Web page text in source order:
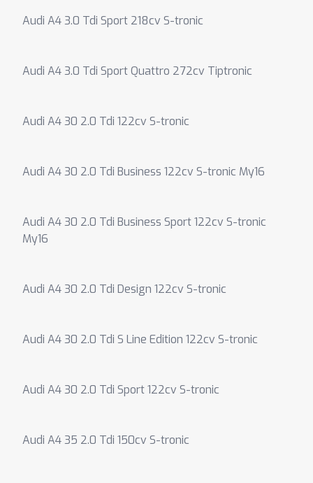
Audi A4 3.0 Tdi Sport 218cv S-tronic
Audi A4 3.0 Tdi Sport Quattro 272cv Tiptronic
Audi A4 30 2.0 Tdi 122cv S-tronic
Audi A4 30 2.0 Tdi Business 122cv S-tronic My16
Audi A4 30 2.0 Tdi Business Sport 122cv S-tronic
My16
Audi A4 30 2.0 Tdi Design 122cv S-tronic
Audi A4 30 2.0 Tdi S Line Edition 122cv S-tronic
Audi A4 30 2.0 Tdi Sport 122cv S-tronic
Audi A4 35 2.0 Tdi 150cv S-tronic